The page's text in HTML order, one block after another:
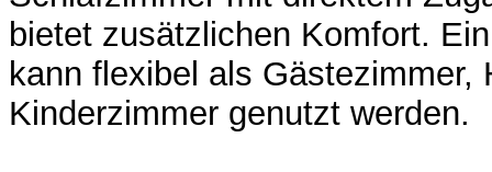
bietet zusätzlichen Komfort.
kann flexibel als Gästezimmer,
Kinderzimmer genutzt werden.